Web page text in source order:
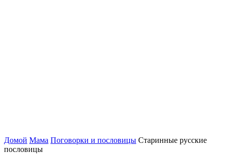
Домой Мама Поговорки и пословицы Старинные русские
пословицы